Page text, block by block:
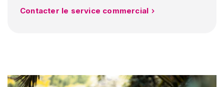
Contacter le service commercial